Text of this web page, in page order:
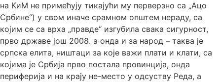
на КиМ не примећују тикајући му перверзно са „Ацо
Србине“) у свом иначе срамном општем нераду, са
којим се са врха „правде“ изгубила свака сигурност,
прво државе још 2008. а онда и за народ – таква је
српска елита, ништаци за које важи плати и клати, са
којима је Србија прво постала провинција, онда
периферија и на крају не-место у одсуству Реда, а